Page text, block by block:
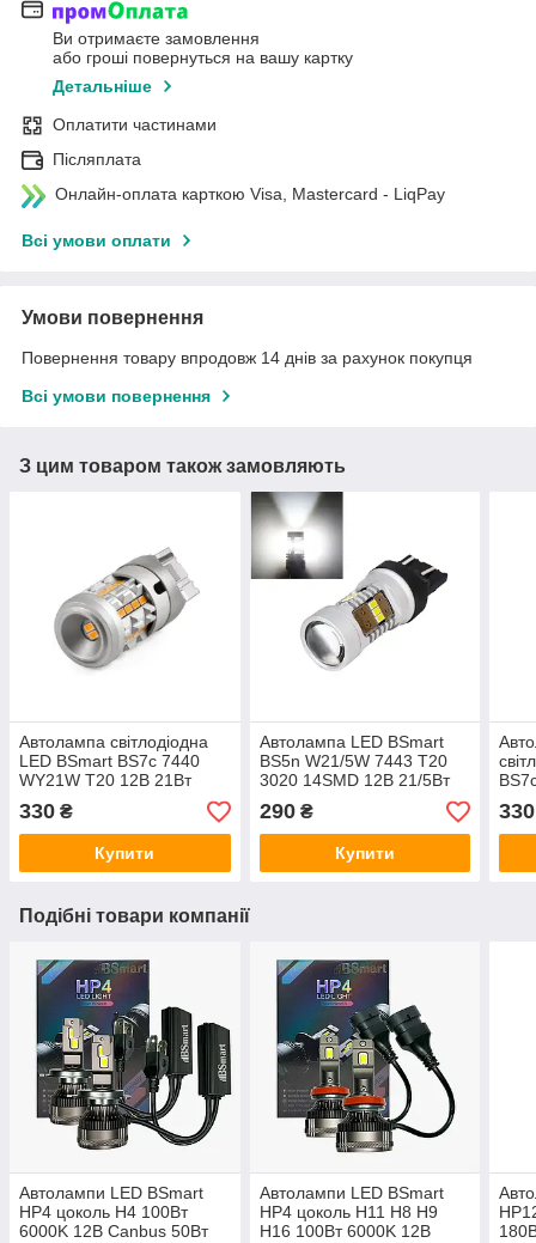
Ви отримаєте замовлення
або гроші повернуться на вашу картку
Детальніше
Оплатити частинами
Післяплата
Онлайн-оплата карткою Visa, Mastercard - LiqPay
Всі умови оплати
Умови повернення
Повернення товару впродовж 14 днів за рахунок покупця
Всі умови повернення
З цим товаром також замовляють
Автолампа світлодіодна
LED BSmart BS7c 7440
WY21W T20 12В 21Вт
CANBUS Жовтий поворот
330 ₴
Купити
Автолампа LED BSmart
BS5n W21/5W 7443 T20
3020 14SMD 12В 21/5Вт
Canbus Біла
290₴
Купити
12В
330
Подібні товари компанії
Автолампи LED BSmart
HP4 цоколь H4 100Вт
6000K 12В Canbus 50Вт
Автолампи LED BSmart
HP4 цоколь H11 H8 H9
H16 100Вт 6000K 12В